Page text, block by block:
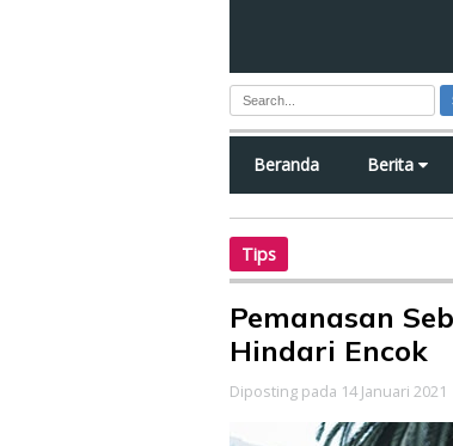
Beranda Berita
Tips
Pemanasan
Hindari Encok
Diposting pada 14 Januari 2021